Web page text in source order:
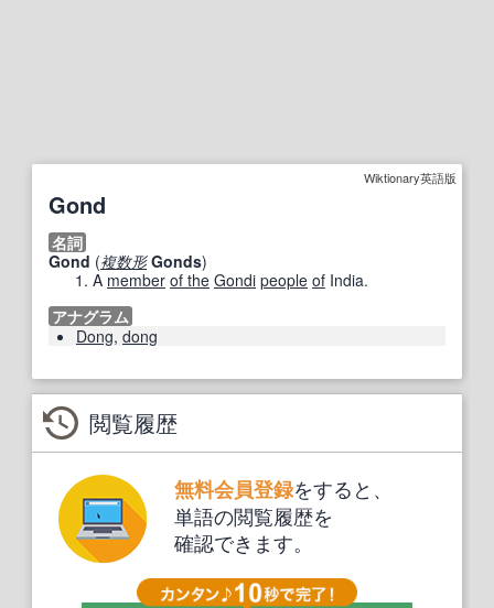
Wiktionary英語版
Gond
名詞
Gond (複数形 Gonds)
A member of the Gondi people of India.
アナグラム
Dong, dong
閲覧履歴
無料会員登録をすると、
単語の閲覧履歴を
確認できます。